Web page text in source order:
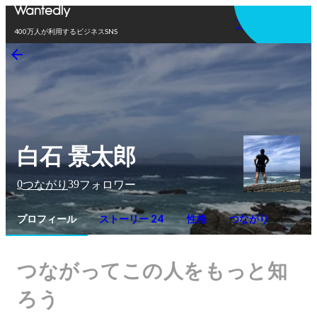
400万人が利用するビジネスSNS
アプリを使う
白石 景太郎
0つながり 39フォロワー
プロフィール ストーリー 24 性格 つながり
つながってこの人をもっと知
ろう